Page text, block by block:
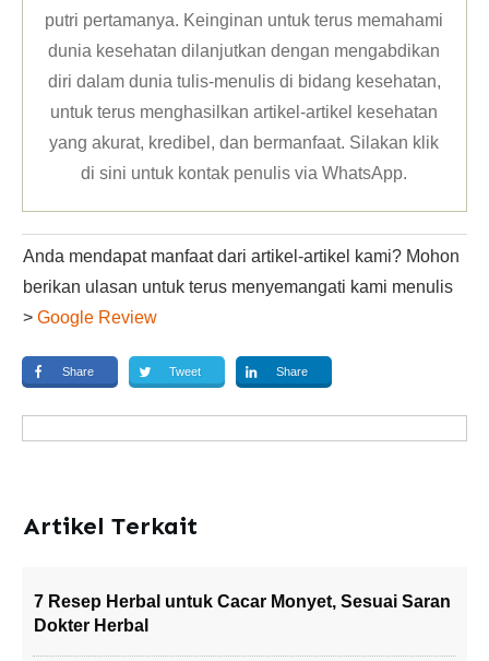
putri pertamanya. Keinginan untuk terus memahami
dunia kesehatan dilanjutkan dengan mengabdikan
diri dalam dunia tulis-menulis di bidang kesehatan,
untuk terus menghasilkan artikel-artikel kesehatan
yang akurat, kredibel, dan bermanfaat. Silakan klik
di sini untuk kontak penulis via WhatsApp.
Anda mendapat manfaat dari artikel-artikel kami? Mohon
berikan ulasan untuk terus menyemangati kami menulis
> Google Review
Share Tweet Share
Artikel Terkait
7 Resep Herbal untuk Cacar Monyet, Sesuai Saran
Dokter Herbal